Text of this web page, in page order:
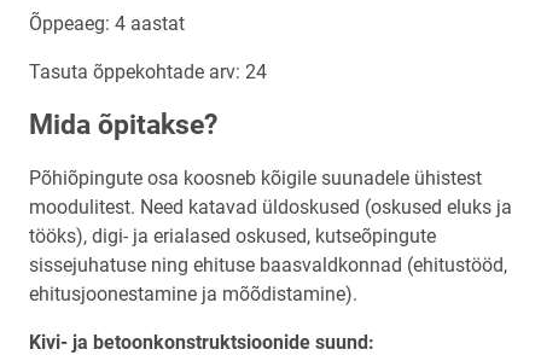
Õppeaeg: 4 aastat
Tasuta õppekohtade arv: 24
Mida õpitakse?
Põhiõpingute osa koosneb kõigile suunadele ühistest
moodulitest. Need katavad üldoskused (oskused eluks ja
tööks), digi- ja erialased oskused, kutseõpingute
sissejuhatuse ning ehituse baasvaldkonnad (ehitustööd,
ehitusjoonestamine ja mõõdistamine).
Kivi- ja betoonkonstruktsioonide suund: